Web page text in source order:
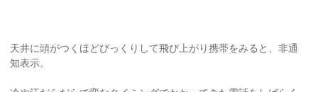
天井に頭がつくほどびっくりして飛び上がり携帯をみると、非通
知表示。